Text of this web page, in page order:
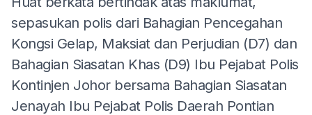
sepasukan polis dari Bahagian Pencegahan
Kongsi Gelap, Maksiat dan Perjudian (D7) dan
Bahagian Siasatan Khas (D9) Ibu Pejabat Polis
Kontinjen Johor bersama Bahagian Siasatan
Jenayah Ibu Pejabat Polis Daerah Pontian